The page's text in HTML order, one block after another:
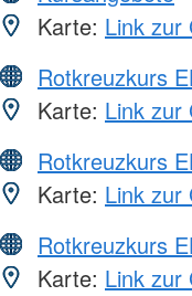
Karte: Link zur
Rotkreuzkurs
Karte: Link zur
Rotkreuzkurs
Karte: Link zur
Rotkreuzkurs
Karte: Link zur